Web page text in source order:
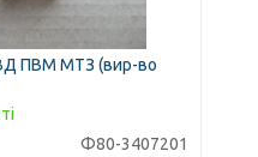
ПВМ МТЗ (вир-во
Ф80-3407201